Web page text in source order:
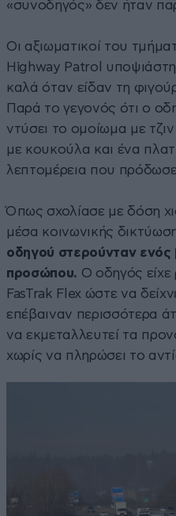
«συνοδηγός» δεν ήταν
Οι αξιωματικοί του
Highway Patrol
καλά όταν είδαν τη
Παρά το γεγονός ότι ο
ντύσει το ομοίωμα με
με κουκούλα και ένα
λεπτομέρεια που
Όπως σχολίασε με δόση
μέσα κοινωνικής
οδηγού στερούνταν ενός
προσώπου. Ο οδηγός είχε
FasTrak Flex ώστε να
επέβαιναν περισσότερα
να εκμεταλλευτεί τα
χωρίς να πληρώσει το